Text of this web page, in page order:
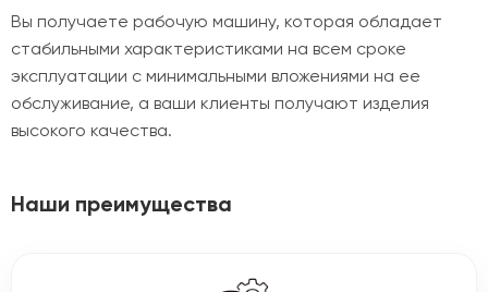
Вы получаете рабочую машину, которая обладает
стабильными характеристиками на всем сроке
эксплуатации с минимальными вложениями на ее
обслуживание, а ваши клиенты получают изделия
высокого качества.
Наши преимущества